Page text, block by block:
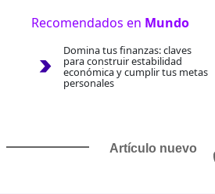
Recomendados en Mundo
Domina tus finanzas: claves
para construir estabilidad
económica y cumplir tus metas
personales
Artículo nuevo